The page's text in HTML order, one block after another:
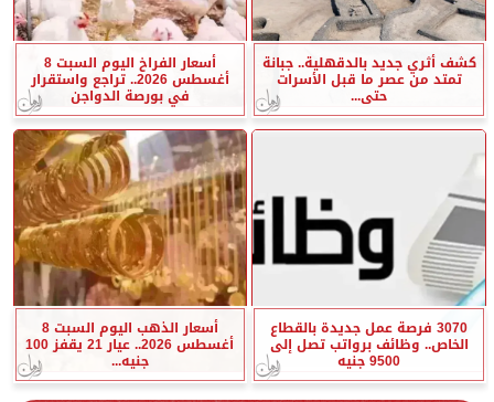
كشف أثري جديد بالدقهلية.. جبانة
تمتد من عصر ما قبل الأسرات
حتى...
أسعار الفراخ اليوم السبت 8
أغسطس 2026.. تراجع واستقرار
في بورصة الدواجن
3070 فرصة عمل جديدة بالقطاع
الخاص.. وظائف برواتب تصل إلى
9500 جنيه
أسعار الذهب اليوم السبت 8
أغسطس 2026.. عيار 21 يقفز 100
جنيه...